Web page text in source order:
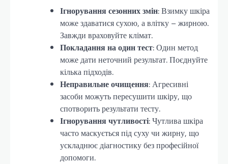
Ігнорування сезонних змін: Взимку шкіра
може здаватися сухою, а влітку – жирною.
Завжди враховуйте клімат.
Покладання на один тест: Один метод
може дати неточний результат. Поєднуйте
кілька підходів.
Неправильне очищення: Агресивні
засоби можуть пересушити шкіру, що
спотворить результати тесту.
Ігнорування чутливості: Чутлива шкіра
часто маскується під суху чи жирну, що
ускладнює діагностику без професійної
допомоги.